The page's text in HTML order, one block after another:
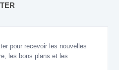
pour recevoir les nouvelles
les bons plans et les